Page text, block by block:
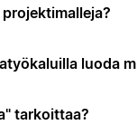
luoda
tarkoittaa?